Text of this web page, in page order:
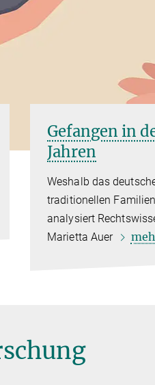
Gefangen in
Jahren
Weshalb das
traditionellen
analysiert
Marietta Auer